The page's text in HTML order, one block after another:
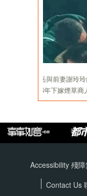
Accessibility 殘
Contact Us